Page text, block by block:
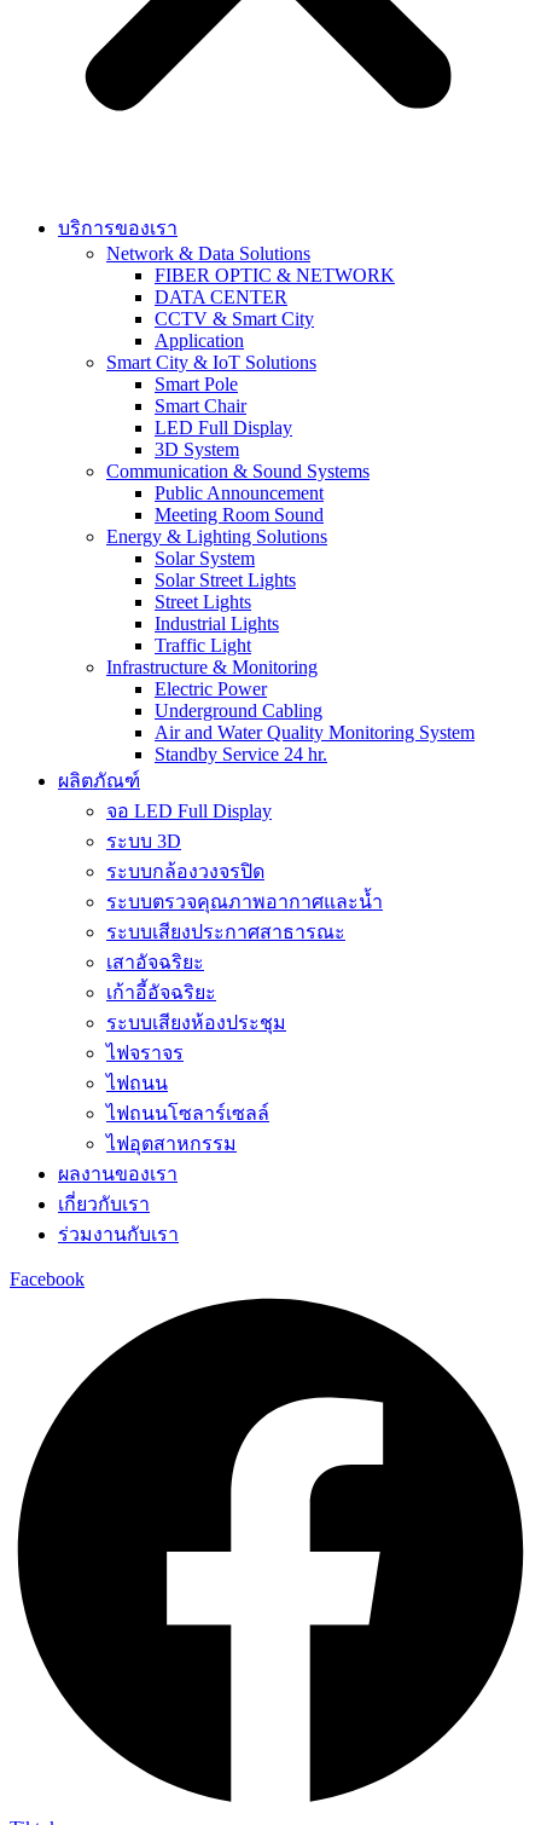
บริการของเรา
Network & Data Solutions
FIBER OPTIC & NETWORK​
DATA CENTER
CCTV & Smart City
Application
Smart City & IoT Solutions
Smart Pole
Smart Chair
LED Full Display
3D System
Communication & Sound Systems
Public Announcement
Meeting Room Sound
Energy & Lighting Solutions
Solar System
Solar Street Lights
Street Lights
Industrial Lights
Traffic Light
Infrastructure & Monitoring
Electric Power
Underground Cabling
Air and Water Quality Monitoring System
Standby Service 24 hr.
ผลิตภัณฑ์
จอ LED Full Display
ระบบ 3D
ระบบกล้องวงจรปิด
ระบบตรวจคุณภาพอากาศและน้ำ
ระบบเสียงประกาศสาธารณะ
เสาอัจฉริยะ
เก้าอี้อัจฉริยะ
ระบบเสียงห้องประชุม
ไฟจราจร
ไฟถนน
ไฟถนนโซลาร์เซลล์
ไฟอุตสาหกรรม
ผลงานของเรา
เกี่ยวกับเรา
ร่วมงานกับเรา
Facebook